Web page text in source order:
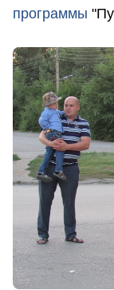
программы